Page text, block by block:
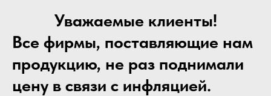
Уважаемые клиенты!
Все фирмы, поставляющие нам
продукцию, не раз поднимали
цену в связи с инфляцией.